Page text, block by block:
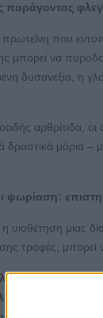
παράγοντας
που
μπορεί να
δυσανεξία, η
αρθρίτιδα,
δραστικά μόρια
ψωρίαση:
η υιοθέτηση μιας
τροφές, μπορεί
και του
(CRP,